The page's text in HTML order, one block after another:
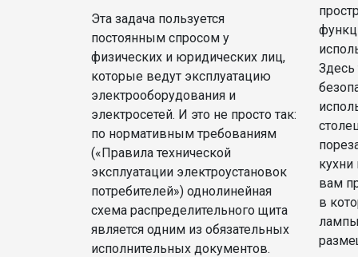
Эта задача пользуется
постоянным спросом у
физических и юридических лиц,
которые ведут эксплуатацию
электрооборудования и
электросетей. И это не просто так:
по нормативным требованиям
(«Правила технической
эксплуатации электроустановок
потребителей») однолинейная
схема распределительного щита
является одним из обязательных
исполнительных документов.
Здесь
вам
в
лампы